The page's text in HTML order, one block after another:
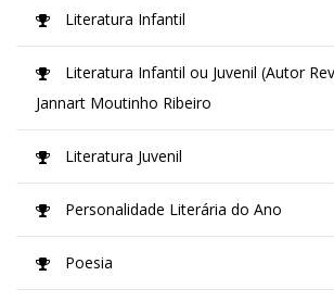
Literatura Infantil
Literatura Infantil ou Juvenil (Autor
Jannart Moutinho Ribeiro
Literatura Juvenil
Personalidade Literária do Ano
Poesia